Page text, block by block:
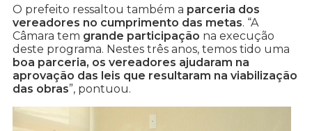
O prefeito ressaltou também a parceria dos
vereadores no cumprimento das metas. “A
Câmara tem grande participação na execução
deste programa. Nestes três anos, temos tido uma
boa parceria, os vereadores ajudaram na
aprovação das leis que resultaram na viabilização
das obras”, pontuou.